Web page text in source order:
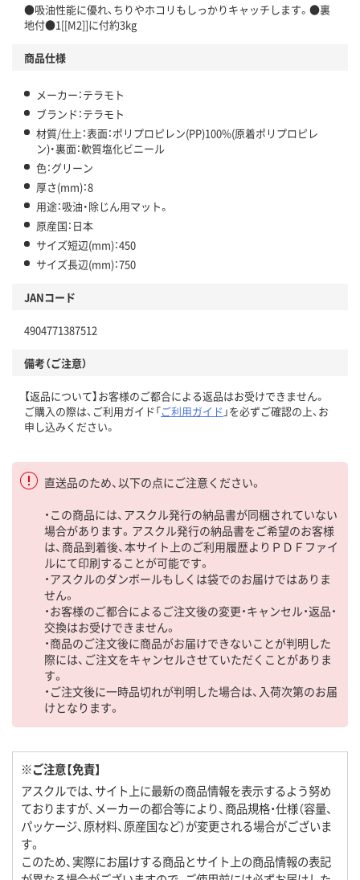
●吸油性能に優れ、ちりやホコリもしっかりキャッチします。●裏
地付●1[[M2]]に付約3kg
商品仕様
メーカー：テラモト
ブランド：テラモト
材質/仕上：表面：ポリプロピレン(PP)100%(原着ポリプロピレ
ン)・裏面：軟質塩化ビニール
色：グリーン
厚さ(mm)：8
用途：吸油・除じん用マット。
原産国：日本
サイズ短辺(mm)：450
サイズ長辺(mm)：750
JANコード
4904771387512
備考（ご注意）
【返品について】お客様のご都合による返品はお受けできません。
ご購入の際は、ご利用ガイド「ご利用ガイド 」を必ずご確認の上、お
申し込みください。
直送品のため、以下の点にご注意ください。
・この商品には、アスクル発行の納品書が同梱されていない
場合があります。アスクル発行の納品書をご希望のお客様
は、商品到着後、本サイト上のご利用履歴よりＰＤＦファイ
ルにて印刷することが可能です。
・アスクルのダンボールもしくは袋でのお届けではありま
せん。
・お客様のご都合によるご注文後の変更・キャンセル・返品・
交換はお受けできません。
・商品のご注文後に商品がお届けできないことが判明した
際には、ご注文をキャンセルさせていただくことがありま
す。
・ご注文後に一時品切れが判明した場合は、入荷次第のお届
けとなります。
※ご注意【免責】
アスクルでは、サイト上に最新の商品情報を表示するよう努め
ておりますが、メーカーの都合等により、商品規格・仕様（容量、
パッケージ、原材料、原産国など）が変更される場合がございま
す。
このため、実際にお届けする商品とサイト上の商品情報の表記